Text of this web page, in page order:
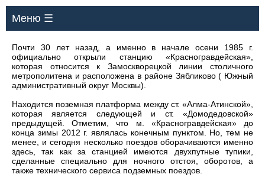
Меню ☰
Почти 30 лет назад, а именно в начале осени 1985 г.
официально открыли станцию «Красногравдейская»,
которая относится к Замоскворецкой линии столичного
метрополитена и расположена в районе Зябликово ( Южный
административный округ Москвы).
Находится поземная платформа между ст. «Алма-Атинской»,
которая является следующей и ст. «Домодедовской»
предыдущей. Отметим, что м. «Красногравдейская» до
конца зимы 2012 г. являлась конечным пунктом. Но, тем не
менее, и сегодня несколько поездов оборачиваются именно
здесь, так как за станцией имеются двухпутные тупики,
сделанные специально для ночного отстоя, оборотов, а
также технического сервиса подземных поездов.